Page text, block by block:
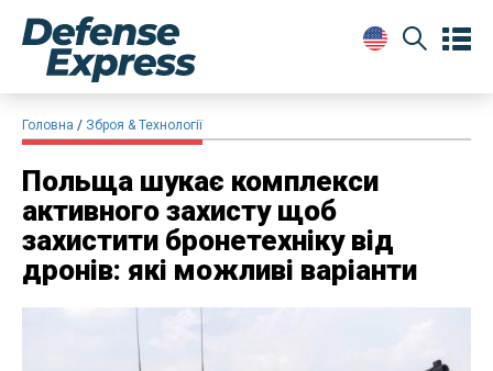
Головна Зброя & Технології
Польща шукає комплекси
активного захисту щоб
захистити бронетехніку від
дронів: які можливі варіанти